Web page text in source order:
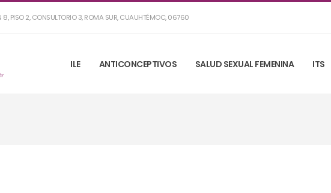
8, PISO 2, CONSULTORIO 3, ROMA SUR, CUAUHTÉMOC, 06760
ILE ANTICONCEPTIVOS SALUD SEXUAL FEMENINA ITS